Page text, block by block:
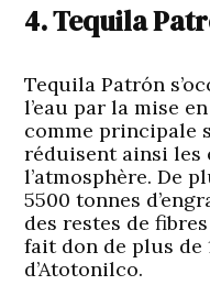
4. Tequila
Tequila Patrón
l’eau par la mise
comme principale
réduisent ainsi les
l’atmosphère. De
5500 tonnes
des restes de
fait don de plus de
d’Atotonilco.